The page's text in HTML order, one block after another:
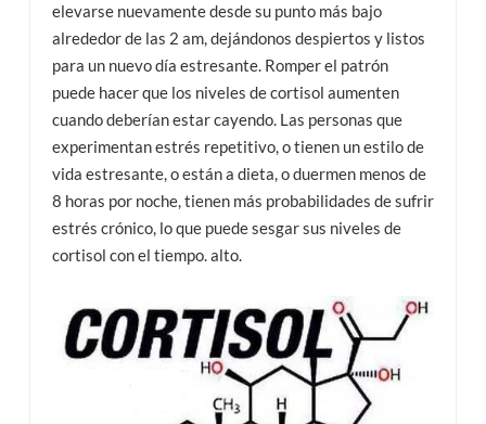
elevarse nuevamente desde su punto más bajo
alrededor de las 2 am, dejándonos despiertos y listos
para un nuevo día estresante. Romper el patrón
puede hacer que los niveles de cortisol aumenten
cuando deberían estar cayendo. Las personas que
experimentan estrés repetitivo, o tienen un estilo de
vida estresante, o están a dieta, o duermen menos de
8 horas por noche, tienen más probabilidades de sufrir
estrés crónico, lo que puede sesgar sus niveles de
cortisol con el tiempo. alto.